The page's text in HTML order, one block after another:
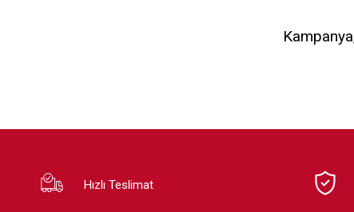
Hızlı Teslimat